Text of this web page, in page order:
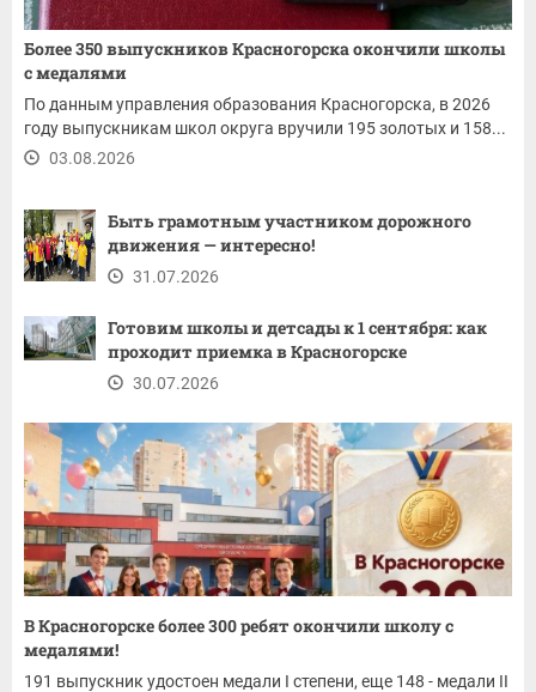
Более 350 выпускников Красногорска окончили школы
с медалями
По данным управления образования Красногорска, в 2026
году выпускникам школ округа вручили 195 золотых и 158...
03.08.2026
Быть грамотным участником дорожного
движения — интересно!
31.07.2026
Готовим школы и детсады к 1 сентября: как
проходит приемка в Красногорске
30.07.2026
В Красногорске более 300 ребят окончили школу с
медалями!
191 выпускник удостоен медали I степени, еще 148 - медали II